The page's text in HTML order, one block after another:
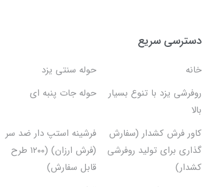
دسترسی سریع
خانه
حوله سنتی یزد
روفرشی یزد با تنوع بسیار
بالا
حوله جات پنبه ای
کاور فرش کشدار (سفارش
گذاری برای تولید روفرشی
کشدار)
فرشینه استپ دار ضد سر
(فرش ارزان) (۱۲۰۰ طرح
قابل سفارش)